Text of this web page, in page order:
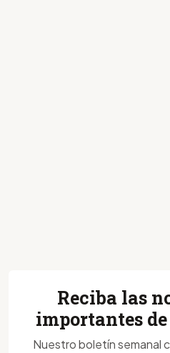
Reciba las
importantes
Nuestro boletín semanal